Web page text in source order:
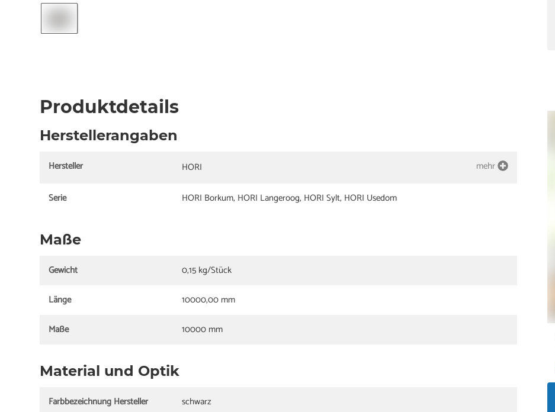
Produktdetails
Herstellerangaben
Hersteller HORI mehr
Serie HORI Borkum, HORI Langeroog, HORI Sylt, HORI Usedom
Maße
Gewicht
0,15 kg/Stück
Länge
10000,00 mm
Maße
10000 mm
Material und Optik
Farbbezeichnung Hersteller
schwarz